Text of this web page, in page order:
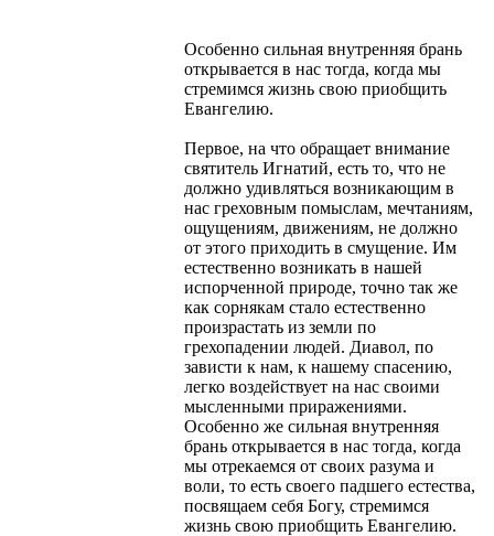
Особенно сильная внутренняя брань
открывается в нас тогда, когда мы
стремимся жизнь свою приобщить
Евангелию.
Первое, на что обращает внимание
святитель Игнатий, есть то, что не
должно удивляться возникающим в
нас греховным помыслам, мечтаниям,
ощущениям, движениям, не должно
от этого приходить в смущение. Им
естественно возникать в нашей
испорченной природе, точно так же
как сорнякам стало естественно
произрастать из земли по
грехопадении людей. Диавол, по
зависти к нам, к нашему спасению,
легко воздействует на нас своими
мысленными приражениями.
Особенно же сильная внутренняя
брань открывается в нас тогда, когда
мы отрекаемся от своих разума и
воли, то есть своего падшего естества,
посвящаем себя Богу, стремимся
жизнь свою приобщить Евангелию.